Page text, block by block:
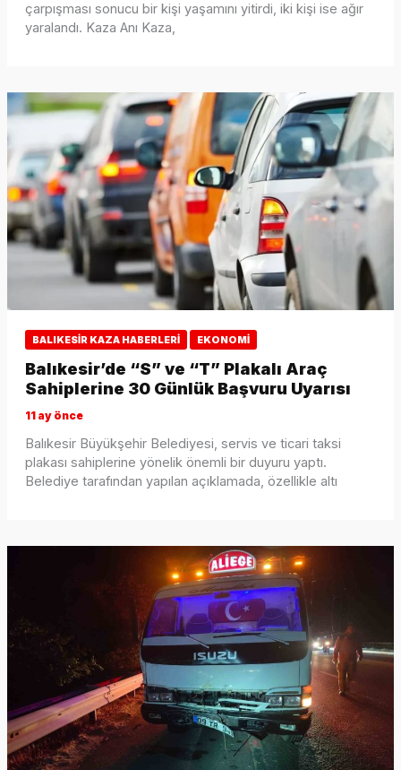
çarpışması sonucu bir kişi yaşamını yitirdi, iki kişi ise ağır
yaralandı. Kaza Anı Kaza,
BALIKESIR KAZA HABERLERI EKONOMI
Balıkesir’de “S” ve “T” Plakalı Araç
Sahiplerine 30 Günlük Başvuru Uyarısı
11 ay önce
Balıkesir Büyükşehir Belediyesi, servis ve ticari taksi
plakası sahiplerine yönelik önemli bir duyuru yaptı.
Belediye tarafından yapılan açıklamada, özellikle altı